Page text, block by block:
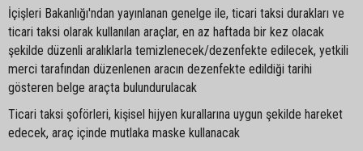
İçişleri Bakanlığı'ndan yayınlanan genelge ile, ticari taksi durakları ve
ticari taksi olarak kullanılan araçlar, en az haftada bir kez olacak
şekilde düzenli aralıklarla temizlenecek/dezenfekte edilecek, yetkili
merci tarafından düzenlenen aracın dezenfekte edildiği tarihi
gösteren belge araçta bulundurulacak
Ticari taksi şoförleri, kişisel hijyen kurallarına uygun şekilde hareket
edecek, araç içinde mutlaka maske kullanacak